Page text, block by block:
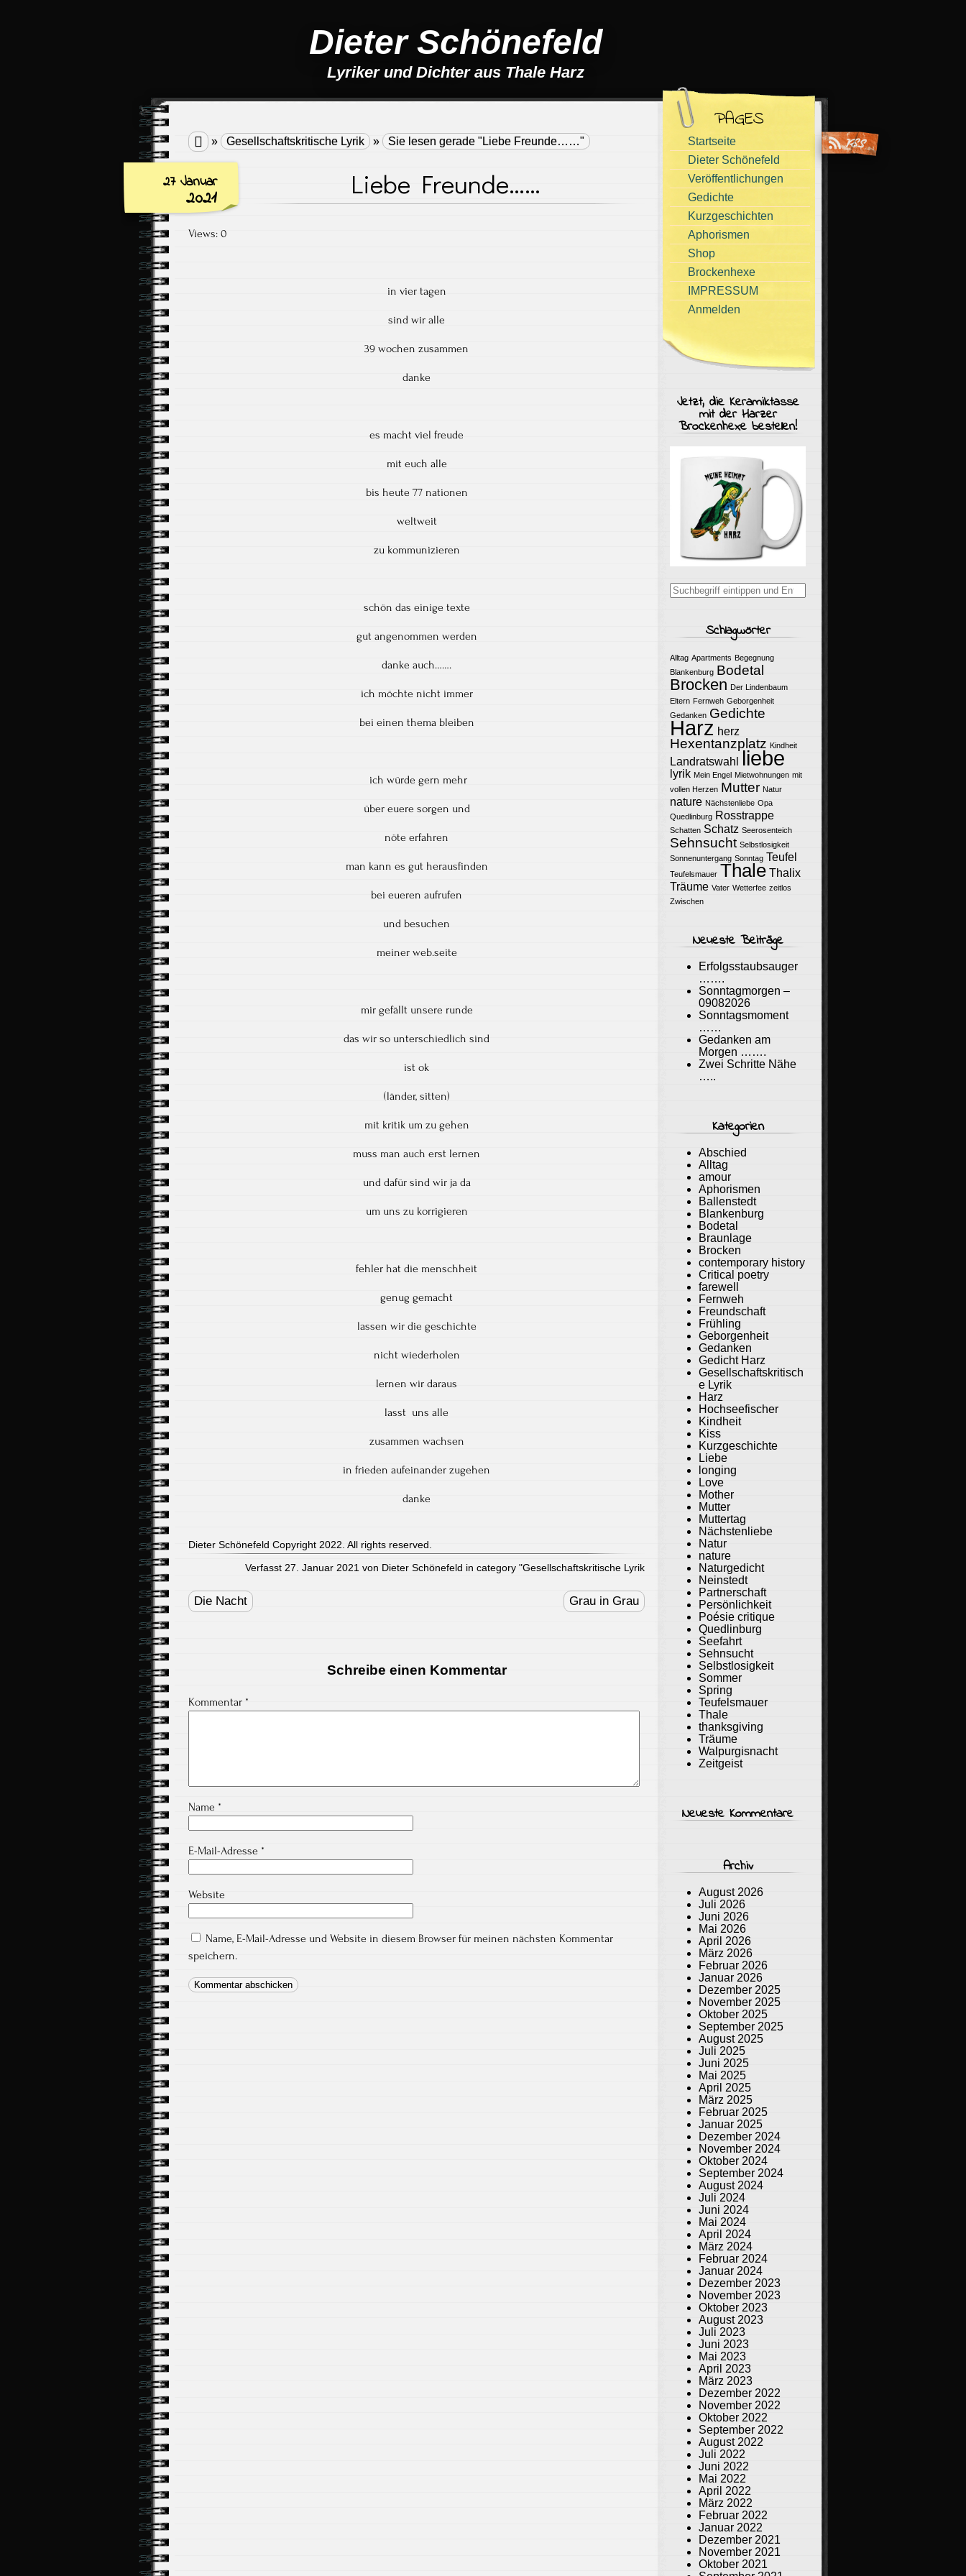
Dieter Schönefeld
Lyriker und Dichter aus Thale Harz
 » Gesellschaftskritische Lyrik » Sie lesen gerade "Liebe Freunde……"
27 Januar
2021 Liebe Freunde……
Views: 0
in vier tagen
sind wir alle
39 wochen zusammen
danke
es macht viel freude
mit euch alle
bis heute 77 nationen
weltweit
zu kommunizieren
schön das einige texte
gut angenommen werden
danke auch…….
ich möchte nicht immer
bei einen thema bleiben
ich würde gern mehr
über euere sorgen und
nöte erfahren
man kann es gut herausfinden
bei eueren aufrufen
und besuchen
meiner web.seite
mir gefällt unsere runde
das wir so unterschiedlich sind
ist ok
(länder, sitten)
mit kritik um zu gehen
muss man auch erst lernen
und dafür sind wir ja da
um uns zu korrigieren
fehler hat die menschheit
genug gemacht
lassen wir die geschichte
nicht wiederholen
lernen wir daraus
lasst uns alle
zusammen wachsen
in frieden aufeinander zugehen
danke
Dieter Schönefeld Copyright 2022. All rights reserved.
Verfasst 27. Januar 2021 von Dieter Schönefeld in category "Gesellschaftskritische Lyrik
navigation
Die Nacht Grau in Grau
Schreibe einen Kommentar
Kommentar *
Name *
E-Mail-Adresse *
Website
Name, E-Mail-Adresse und Website in diesem Browser für meinen nächsten Kommentar
speichern.
PAGES
Startseite
Dieter Schönefeld
Veröffentlichungen
Gedichte
Kurzgeschichten
Aphorismen
Shop
Brockenhexe
IMPRESSUM
Anmelden
Jetzt, die Keramiktasse
mit der Harzer
Brockenhexe bestellen!
Suchergebnisse
für:
Schlagwörter
Alltag Apartments Begegnung
Blankenburg Bodetal
Brocken Der Lindenbaum
Eltern Fernweh Geborgenheit
Gedanken Gedichte
Harz herz
Hexentanzplatz Kindheit
Landratswahl liebe
lyrik Mein Engel Mietwohnungen mit
vollen Herzen Mutter Natur
nature Nächstenliebe Opa
Quedlinburg Rosstrappe
Schatten Schatz Seerosenteich
Sehnsucht Selbstlosigkeit
Sonnenuntergang Sonntag Teufel
Teufelsmauer Thale Thalix
Träume Vater Wetterfee zeitlos
Zwischen
Neueste Beiträge
Erfolgsstaubsauger
…….
Sonntagmorgen –
09082026
Sonntagsmoment
……
Gedanken am
Morgen …….
Zwei Schritte Nähe
…..
Kategorien
Abschied
Alltag
amour
Aphorismen
Ballenstedt
Blankenburg
Bodetal
Braunlage
Brocken
contemporary history
Critical poetry
farewell
Fernweh
Freundschaft
Frühling
Geborgenheit
Gedanken
Gedicht Harz
Gesellschaftskritisch
e Lyrik
Harz
Hochseefischer
Kindheit
Kiss
Kurzgeschichte
Liebe
longing
Love
Mother
Mutter
Muttertag
Nächstenliebe
Natur
nature
Naturgedicht
Neinstedt
Partnerschaft
Persönlichkeit
Poésie critique
Quedlinburg
Seefahrt
Sehnsucht
Selbstlosigkeit
Sommer
Spring
Teufelsmauer
Thale
thanksgiving
Träume
Walpurgisnacht
Zeitgeist
Neueste Kommentare
Archiv
August 2026
Juli 2026
Juni 2026
Mai 2026
April 2026
März 2026
Februar 2026
Januar 2026
Dezember 2025
November 2025
Oktober 2025
September 2025
August 2025
Juli 2025
Juni 2025
Mai 2025
April 2025
März 2025
Februar 2025
Januar 2025
Dezember 2024
November 2024
Oktober 2024
September 2024
August 2024
Juli 2024
Juni 2024
Mai 2024
April 2024
März 2024
Februar 2024
Januar 2024
Dezember 2023
November 2023
Oktober 2023
August 2023
Juli 2023
Juni 2023
Mai 2023
April 2023
März 2023
Dezember 2022
November 2022
Oktober 2022
September 2022
August 2022
Juli 2022
Juni 2022
Mai 2022
April 2022
März 2022
Februar 2022
Januar 2022
Dezember 2021
November 2021
Oktober 2021